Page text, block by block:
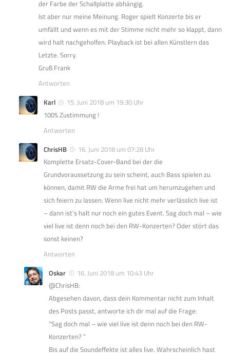
der Farbe der Schallplatte abhängig.
Ist aber nur meine Meinung. Roger spielt Konzerte bis er
umfällt und wenn es mit der Stimme nicht mehr so klappt, dann
wird halt nachgeholfen. Playback ist bei allen Künstlern das
Letzte. Sorry.
Gruß Frank
Antworten
Karl
15. Juni 2018 um 19:30 Uhr
100% Zustimmung !
Antworten
ChrisHB
16. Juni 2018 um 07:28 Uhr
Komplette Ersatz-Cover-Band bei der die
Grundvoraussetzung zu sein scheint, auch Bass spielen zu
können, damit RW die Arme frei hat um herumzugehen und
sich feiern zu lassen. Wenn live nicht mehr verlässlich live ist
– dann ist’s halt nur noch ein gutes Event. Sag doch mal – wie
viel live ist denn noch bei den RW-Konzerten? Oder stört das
sonst keinen?
Antworten
Oskar
16. Juni 2018 um 10:43 Uhr
@ChrisHB:
Abgesehen davon, dass dein Kommentar nicht zum Inhalt
des Posts passt, antworte ich dir mal auf die Frage:
“Sag doch mal – wie viel live ist denn noch bei den RW-
Konzerten? ”
Bis auf die Soundeffekte ist alles live. Wahrscheinlich hast